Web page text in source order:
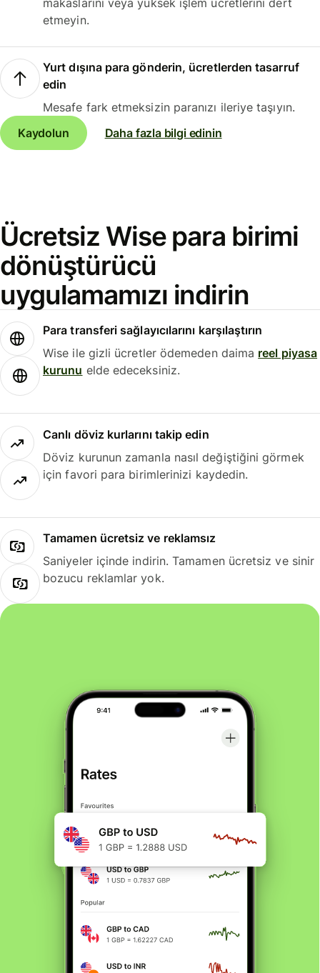
makaslarını veya yüksek işlem ücretlerini dert
etmeyin.
Yurt dışına para gönderin, ücretlerden tasarruf
edin
Mesafe fark etmeksizin paranızı ileriye taşıyın.
Kaydolun
Daha fazla bilgi edinin
Ücretsiz Wise para birimi
dönüştürücü
uygulamamızı indirin
Para transferi sağlayıcılarını karşılaştırın
Wise ile gizli ücretler ödemeden daima reel piyasa
kurunu elde edeceksiniz.
Canlı döviz kurlarını takip edin
Döviz kurunun zamanla nasıl değiştiğini görmek
için favori para birimlerinizi kaydedin.
Tamamen ücretsiz ve reklamsız
Saniyeler içinde indirin. Tamamen ücretsiz ve sinir
bozucu reklamlar yok.